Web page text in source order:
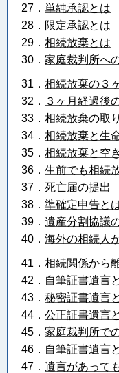
27． 単純承認とは
28． 限定承認とは
29． 相続放棄とは
30． 家庭裁判所へ
31． 相続放棄の３
32．
３ヶ月経過後
33． 相続放棄の取
34． 相続放棄と生
35． 相続放棄と空
36． 生前でも相続
37． 死亡届の提出
38． 準確定申告と
39． 遺産分割協議
40． 海外の相続人
41． 相続関係から
42． 自筆証書遺言
43． 秘密証書遺言
44． 公正証書遺言
45． 家庭裁判所で
46． 自筆証書遺言
47． 遺言があって